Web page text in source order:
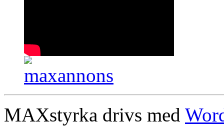
MAXstyrka drivs med